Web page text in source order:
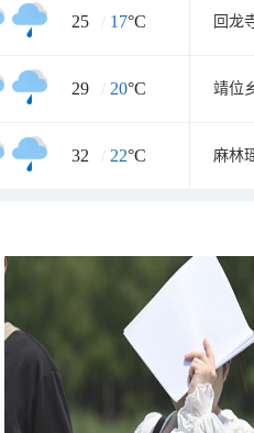
25 / 17°C 回龙
29 / 20°C 靖位
32 / 22°C 麻林